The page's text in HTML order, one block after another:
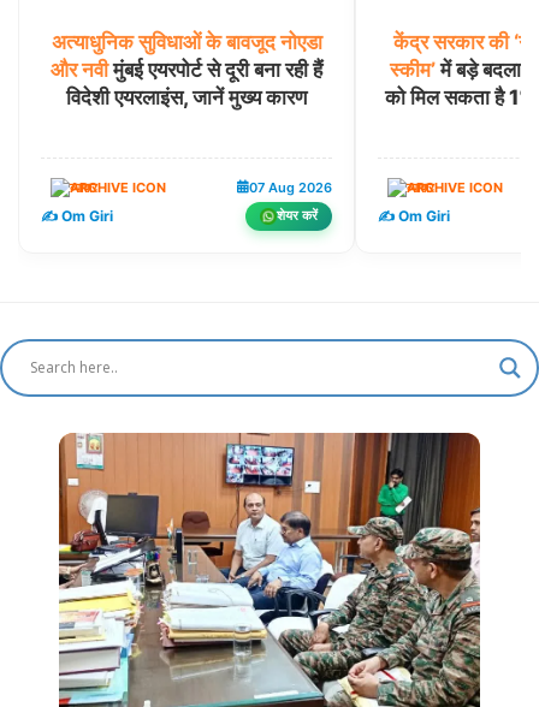
अत्याधुनिक सुविधाओं के बावजूद नोएडा
और नवीमुंबई एयरपोर्ट से दूरी बना रही हैं
विदेशी एयरलाइंस, जानें मुख्य कारण
व्यापार 07 Aug 2026
✍️ Om Giri शेयर करें
केंद्र सरकार की
स्कीम’में बड़े बदलाव
को मिल सकता है 1%
व्यापार
✍️ Om Giri